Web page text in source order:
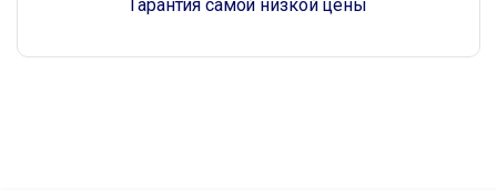
Гарантия самой низкой цены